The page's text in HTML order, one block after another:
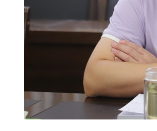
学院党委书记金志方主持思政